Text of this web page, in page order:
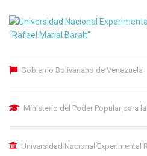
Gobierno Bolivariano de Venezuela
Ministerio del Poder Popular para
Universidad Nacional Experimental